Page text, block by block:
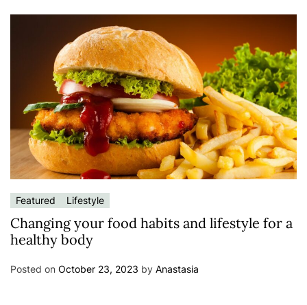
Featured Lifestyle
Changing your food habits and lifestyle for a
healthy body
Posted on October 23, 2023 by Anastasia